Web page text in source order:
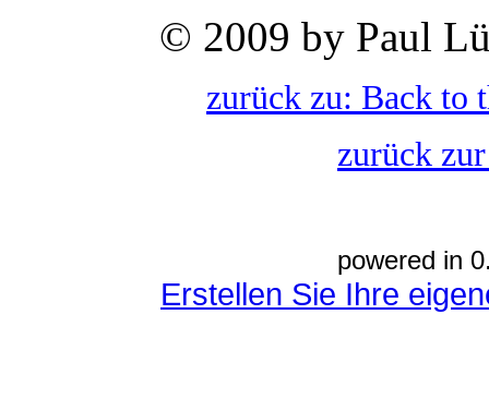
© 2009 by Paul
zurück zu: Back to
zurück
powered in
Erstellen Sie Ihre